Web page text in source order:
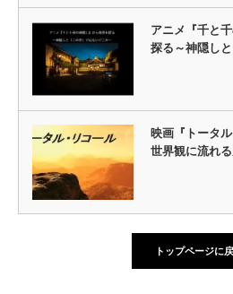
アニメ『千と
探る～神隠し
映画『トータ
世界観に流れ
トップページに